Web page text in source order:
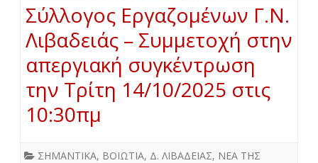
Σύλλογος Εργαζομένων Γ.Ν.
Λιβαδειάς – Συμμετοχή στην
απεργιακή συγκέντρωση
την Τρίτη 14/10/2025 στις
10:30πμ
ΣΗΜΑΝΤΙΚΑ, ΒΟΙΩΤΙΑ, Δ. ΛΙΒΑΔΕΙΑΣ, ΝΕΑ ΤΗΣ